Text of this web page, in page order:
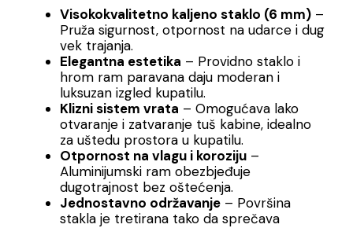
Visokokvalitetno kaljeno staklo (6 mm) –
Pruža sigurnost, otpornost na udarce i dug
vek trajanja.
Elegantna estetika – Providno staklo i
hrom ram paravana daju moderan i
luksuzan izgled kupatilu.
Klizni sistem vrata – Omogućava lako
otvaranje i zatvaranje tuš kabine, idealno
za uštedu prostora u kupatilu.
Otpornost na vlagu i koroziju –
Aluminijumski ram obezbjeđuje
dugotrajnost bez oštećenja.
Jednostavno održavanje – Površina
stakla je tretirana tako da sprečava